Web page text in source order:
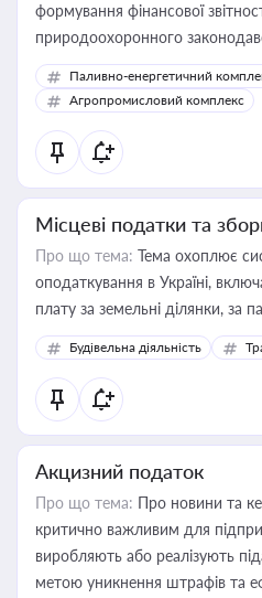
формування фінансової
природоохоронного
Паливно-енергетичний
Агропромисловий комплекс
Місцеві податки та
Про що тема: Тема охоплює
оподаткування в Україні,
Будівельна діяльність
Акцизний податок
Про що тема: Про новини та
критично важливим для
виробляють або реалізують
метою уникнення штрафів та